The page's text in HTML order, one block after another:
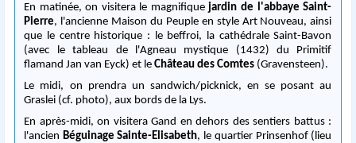
En matinée, on visitera le magnifiquejardin de l'abbaye Saint-
Pierre, l'ancienne Maison du Peuple en style Art Nouveau, ainsi
que le centre historique : le beffroi, la cathédrale Saint-Bavon
(avec le tableau de l'Agneau mystique (1432) du Primitif
flamand Jan van Eyck) et leChâteau des Comtes (Gravensteen).
Le midi, on prendra un sandwich/picknick, en se posant au
Graslei (cf. photo), aux bords de la Lys.
En après-midi, on visitera Gand en dehors des sentiers battus :
l'ancien Béguinage Sainte-Elisabeth, le quartier Prinsenhof (lieu